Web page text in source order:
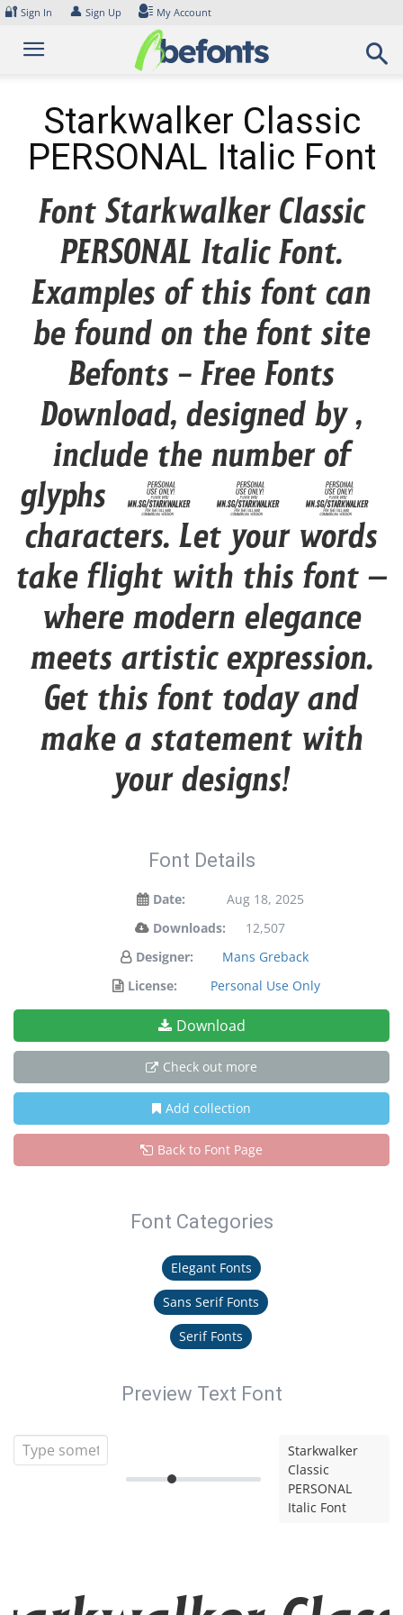
Skip
content
🔐 Sign In 👤 Sign Up My Account
Starkwalker Classic
PERSONAL Italic Font
Font Starkwalker Classic
PERSONAL Italic Font.
Examples of this font can
be found on the font site
Befonts – Free Fonts
Download, designed by ,
include the number of
glyphs 826
characters. Let your words
take flight with this font —
where modern elegance
meets artistic expression.
Get this font today and
make a statement with
your designs!
Font Details
Date:
Aug 18, 2025
Downloads:
12,507
Designer:
Mans Greback
License:
Personal Use Only
Download
Check out more
Add collection
Back to Font Page
Font Categories
Elegant Fonts
Sans Serif Fonts
Serif Fonts
Preview Text Font
Starkwalker
Classic
PERSONAL
Italic Font